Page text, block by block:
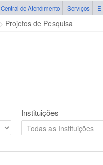
Central de Atendimento Serviços
Projetos de Pesquisa
Instituições